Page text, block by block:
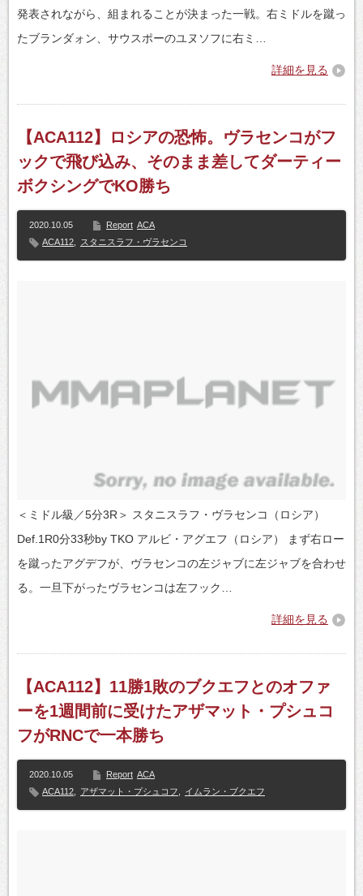
発表されながら、組まれることが決まった一戦。右ミドルを蹴っ
たブランダォン、サウスポーのユヌソフに右ミ…
詳細を見る
【ACA112】ロシアの恐怖。ヴラセンコがフ
ックで飛び込み、そのまま差してダーティー
ボクシングでKO勝ち
2020.10.05 Report ACA
ACA112
スタニスラフ・ヴラセンコ
＜ミドル級／5分3R＞ スタニスラフ・ヴラセンコ（ロシア）
Def.1R0分33秒by TKO アルビ・アグエフ（ロシア） まず右ロー
を蹴ったアグデフが、ヴラセンコの左ジャブに左ジャブを合わせ
る。一旦下がったヴラセンコは左フック…
詳細を見る
【ACA112】11勝1敗のブクエフとのオファ
ーを1週間前に受けたアザマット・プシュコ
フがRNCで一本勝ち
2020.10.05 Report ACA
ACA112
アザマット・プシュコフ イムラン・ブクエフ